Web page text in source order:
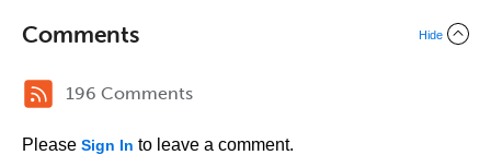
Comments Hide
196 Comments
Please Sign In to leave a comment.